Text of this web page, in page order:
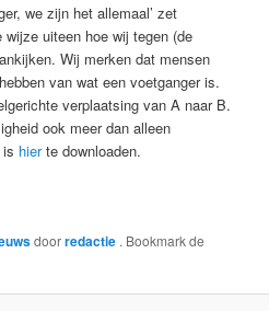
we zijn het allemaal’ zet
uiteen hoe wij tegen (de
Wij merken dat mensen
van wat een voetganger is.
verplaatsing van A naar B.
ook meer dan alleen
hierte downloaden.
doorredactie . Bookmark de